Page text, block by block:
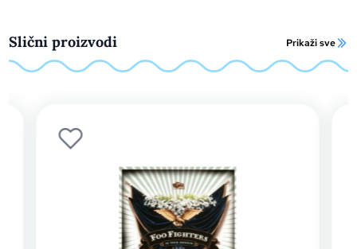
Slični proizvodi Prikaži sve